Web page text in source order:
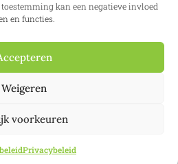
kan een negatieve invloed
en functies.
Weigeren
voorkeuren
Privacybeleid
voorbehouden.
& 0804.310.043
Synio